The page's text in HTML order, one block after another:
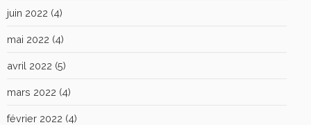
juin 2022 (4)
mai 2022 (4)
avril 2022 (5)
mars 2022 (4)
février 2022 (4)